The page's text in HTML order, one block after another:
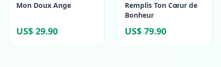
Mon Doux Ange
US$ 29.90
Remplis Ton Cœur de
Bonheur
US$ 79.90